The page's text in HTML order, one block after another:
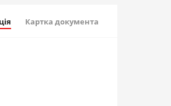
Картка документа